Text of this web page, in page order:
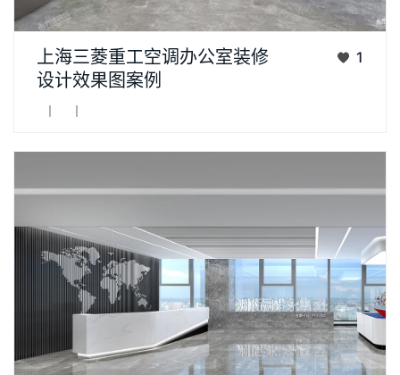
工空调系统（上海）有限公司装饰单位：上海齐建建筑装饰设计
有限公司项目规模：2156.96平方米齐建装 ...
上海三菱重工空调办公室装修
设计效果图案例
1
丨 丨